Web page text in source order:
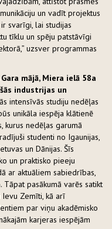
un vadīt projektus
svarīgi, lai studijas
tīklu un spēju patstāvīgi
uzsver programmas
mājā, Miera ielā 58a
industrijas un
intensīvās studiju nedēļas
unikāla iespēja klātienē
kurus nedēļas garumā
studenti no Igaunijas,
un Dānijas. Šīs
un praktisko pieeju
ar aktuāliem sabiedrības,
pasākumā varēs satikt
Zemīti, kā arī
par viņu akadēmisko
karjeras iespējām